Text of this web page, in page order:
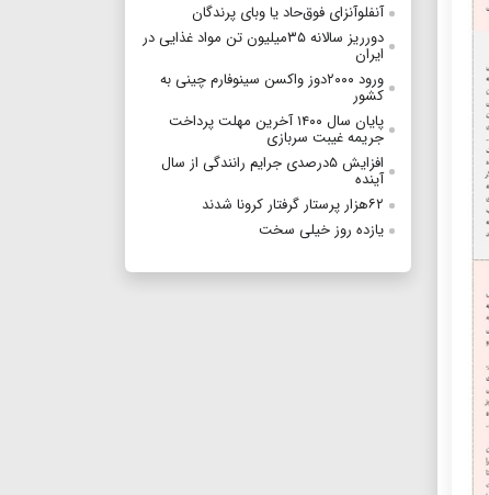
آنفلوآنزای فوق‌حاد یا وبای پرندگان
دورریز سالانه ۳۵میلیون تن مواد غذایی ‌در
ایران
ورود ۲۰۰۰دوز واکسن سینوفارم چینی به
کشور
پایان سال ۱۴۰۰ آخرین مهلت پرداخت
جریمه غیبت سربازی
افزایش ۵درصدی جرایم رانندگی از سال
آینده
۶۲هزار پرستار گرفتار کرونا شدند
یازده روز خیلی سخت